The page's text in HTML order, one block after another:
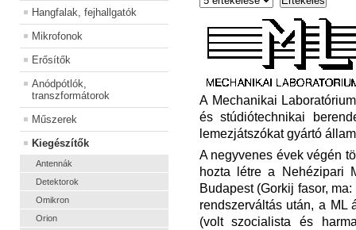
Hangfalak, fejhallgatók
Mikrofonok
Erősítők
Anódpótlók,
transzformátorok
Műszerek
Kiegészítők
Antennák
Detektorok
Omikron
Orion
A Mechanikai
és stúdiótechnikai
lemezjátszókat gyártó
A negyvenes évek végén
hozta létre a Nehézipari
Budapest (Gorkij fasor,
rendszerváltás után, a ML
(volt szocialista és